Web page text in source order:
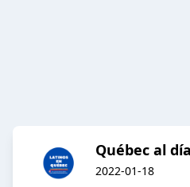
Québec al
2022-01-18